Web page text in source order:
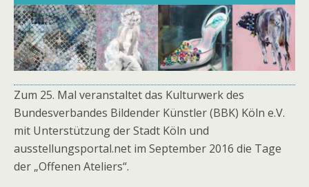
Zum 25. Mal veranstaltet das Kulturwerk des
Bundesverbandes Bildender Künstler (BBK) Köln e.V.
mit Unterstützung der Stadt Köln und
ausstellungsportal.net im September 2016 die Tage
der „Offenen Ateliers“.